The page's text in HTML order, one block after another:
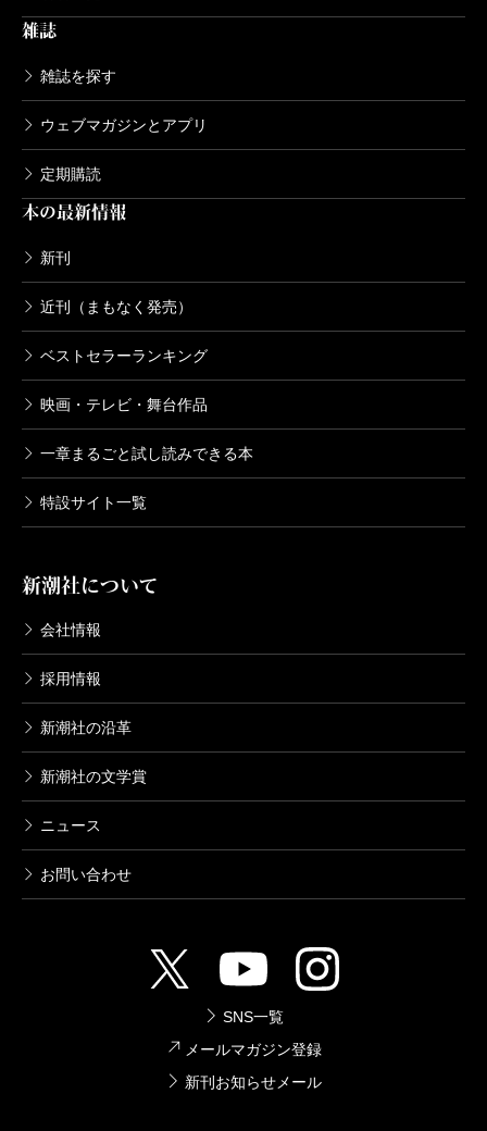
雑誌
雑誌を探す
ウェブマガジンとアプリ
定期購読
本の最新情報
新刊
近刊（まもなく発売）
ベストセラーランキング
映画・テレビ・舞台作品
一章まるごと試し読みできる本
特設サイト一覧
新潮社について
会社情報
採用情報
新潮社の沿革
新潮社の文学賞
ニュース
お問い合わせ
SNS一覧
メールマガジン登録
新刊お知らせメール